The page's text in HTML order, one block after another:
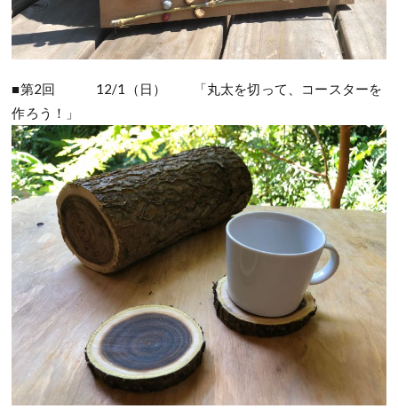
■第2回 12/1（日） 「丸太を切って、コースターを
作ろう！」